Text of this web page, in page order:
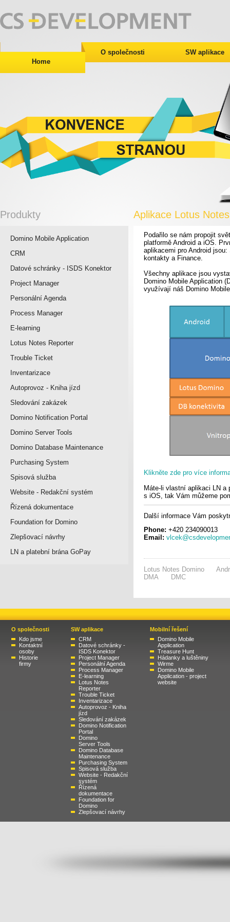
Home
O společnosti SW aplikace
Produkty
Domino Mobile Application
CRM
Datové schránky - ISDS Konektor
Project Manager
Personální Agenda
Process Manager
E-learning
Lotus Notes Reporter
Trouble Ticket
Inventarizace
Autoprovoz - Kniha jízd
Sledování zakázek
Domino Notification Portal
Domino Server Tools
Domino Database Maintenance
Purchasing System
Spisová služba
Website - Redakční systém
Řízená dokumentace
Foundation for Domino
Zlepšovací návrhy
LN a platební brána GoPay
Aplikace Lotus
Podařilo se nám propojit
platformě Android a iOS.
aplikacemi pro Android
kontakty a Finance.
Všechny aplikace jsou
Domino Mobile Application
využívají náš Domino
Klikněte zde pro více
Máte-li vlastní aplikaci LN a
s iOS, tak Vám můžeme
Další informace Vám
Phone: +420 234090013
Email:
Lotus Notes Domino
DMA
DMC
O společnosti SW aplikace
Mobilní řešení
Kdo jsme
Kontaktní
osoby
Historie
firmy
CRM
Datové schránky -
ISDS Konektor
Project Manager
Personální Agenda
Process Manager
E-learning
Lotus Notes
Reporter
Trouble Ticket
Inventarizace
Autoprovoz - Kniha
jízd
Sledování zakázek
Domino Notification
Portal
Domino
Server Tools
Domino Database
Maintenance
Purchasing System
Spisová služba
Website - Redakční
systém
Řízená
dokumentace
Foundation for
Domino
Zlepšovací návrhy
Domino Mobile
Application
Treasure Hunt
Hádanky a luštěniny
Wirme
Domino Mobile
Application - project
website